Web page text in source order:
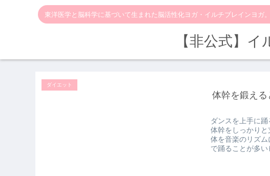
東洋医学と脳科学に基づいて生まれた脳活性化ヨガ・イルチブレインヨガ
【非公式】
ダイエット
体幹を鍛える
ダンスを上手に
体幹をしっかり
体を音楽のリズ
で踊ることが多